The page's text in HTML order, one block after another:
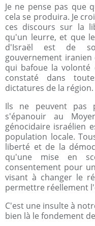
Je ne pense pas que
cela se produira. Je
ces discours sur la
qu'un leurre, et que
d'Israël est de
gouvernement
qui bafoue la volonté
constaté dans
dictatures de la région.
Ils ne peuvent pas
s'épanouir au
génocidaire israélien
population locale.
liberté et de la
qu'une mise en
consentement pour
visant à changer le
permettre réellement
C'est une insulte à
bien là le fondement